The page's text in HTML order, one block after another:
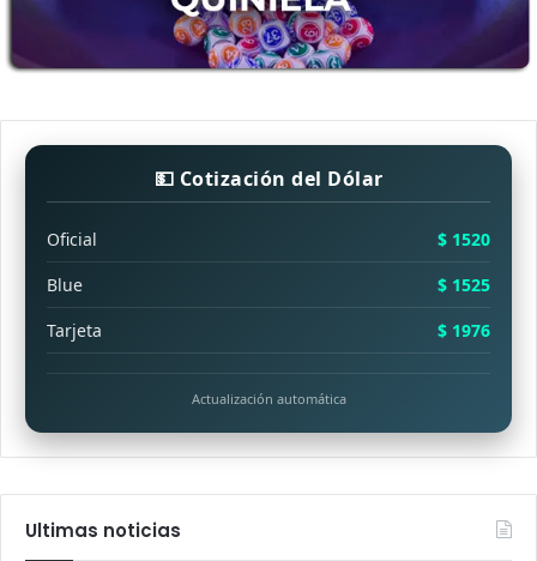
💵 Cotización del Dólar
Oficial
$ 1520
Blue
$ 1525
Tarjeta
$ 1976
Actualización automática
Ultimas noticias